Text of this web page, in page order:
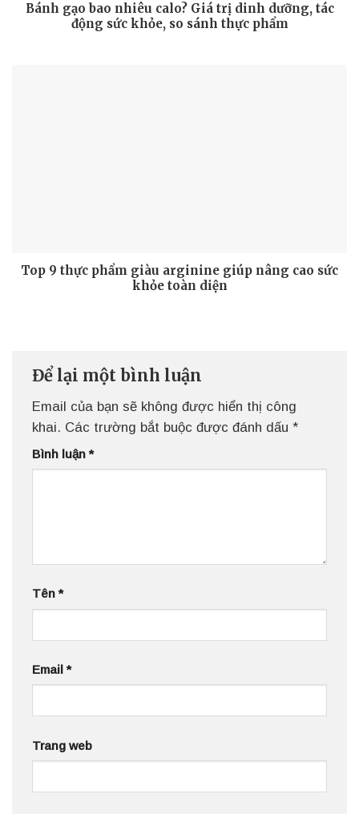
Bánh gạo bao nhiêu calo? Giá trị dinh dưỡng, tác
động sức khỏe, so sánh thực phẩm
Top 9 thực phẩm giàu arginine giúp nâng cao sức
khỏe toàn diện
Để lại một bình luận
Email của bạn sẽ không được hiển thị công
khai. Các trường bắt buộc được đánh dấu *
Bình luận*
Tên*
Email*
Trang web